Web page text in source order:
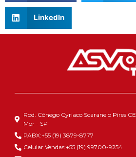
LinkedIn
Rod. Cônego Cyriaco Scaranelo Pires
Mor - SP
PABX:+55 (19) 3879-8777
Celular Vendas:+55 (19) 99700-9254